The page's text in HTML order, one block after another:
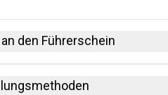
den Führerschein
Führerschein (IDP), zusammen